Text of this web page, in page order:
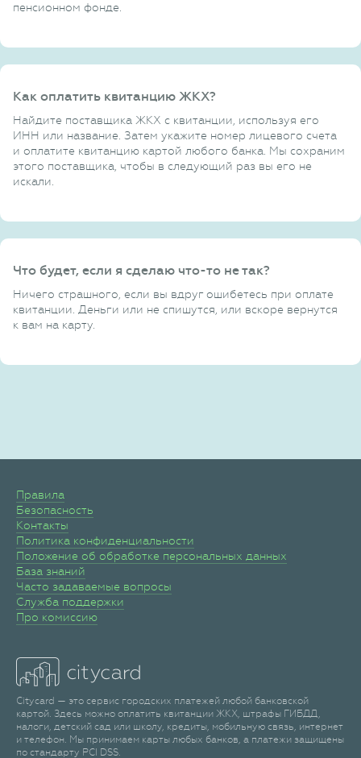
пенсионном фонде.
Как оплатить квитанцию ЖКХ?
Найдите поставщика ЖКХ с квитанции, используя его
ИНН или название. Затем укажите номер лицевого счета
и оплатите квитанцию картой любого банка. Мы сохраним
этого поставщика, чтобы в следующий раз вы его не
искали.
Что будет, если я сделаю что-то не так?
Ничего страшного, если вы вдруг ошибетесь при оплате
квитанции. Деньги или не спишутся, или вскоре вернутся
к вам на карту.
Правила
Безопасность
Контакты
Политика конфиденциальности
Положение об обработке персональных данных
База знаний
Часто задаваемые вопросы
Служба поддержки
Про комиссию
Citycard — это сервис городских платежей любой банковской
картой. Здесь можно оплатить квитанции ЖКХ, штрафы ГИБДД,
налоги, детский сад или школу, кредиты, мобильную связь, интернет
и телефон. Мы принимаем карты любых банков, а платежи защищены
по стандарту PCI DSS.